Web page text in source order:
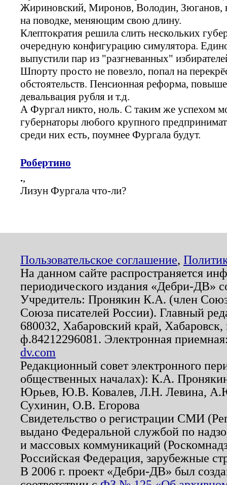
Жириновский, Миронов, Володин, Зюганов,
на поводке, меняющим свою длину.
Клептократия решила слить нескольких
очередную конфигурацию симулятора.
выпустили пар из "разгневанных"
Шпорту просто не повезло, попал на
обстоятельств. Пенсионная реформа,
девальвация рубля и т.д.
А Фургал никто, ноль. С таким же успехом
губернаторы любого крупного
среди них есть, поумнее Фургала будут.
Робертино
.,
Лизун Фургала что-ли?
Пользовательское соглашение,
На данном сайте распространяется
периодического издания «Дебри-ДВ»
Учредитель: Пронякин К.А. (член
Союза писателей России). Главный
680032, Хабаровский край,
ф.84212296081. Электронная
dv.com
Редакционный совет электронного
общественных началах): К.А.
Юрьев, Ю.В. Ковалев, Л.Н. Левина,
Сухинин, О.В. Егорова
Свидетельство о регистрации СМИ
выдано Федеральной службой по
и массовых коммуникаций
Российская Федерация, зарубежные
В 2006 г. проект «Дебри-ДВ» был